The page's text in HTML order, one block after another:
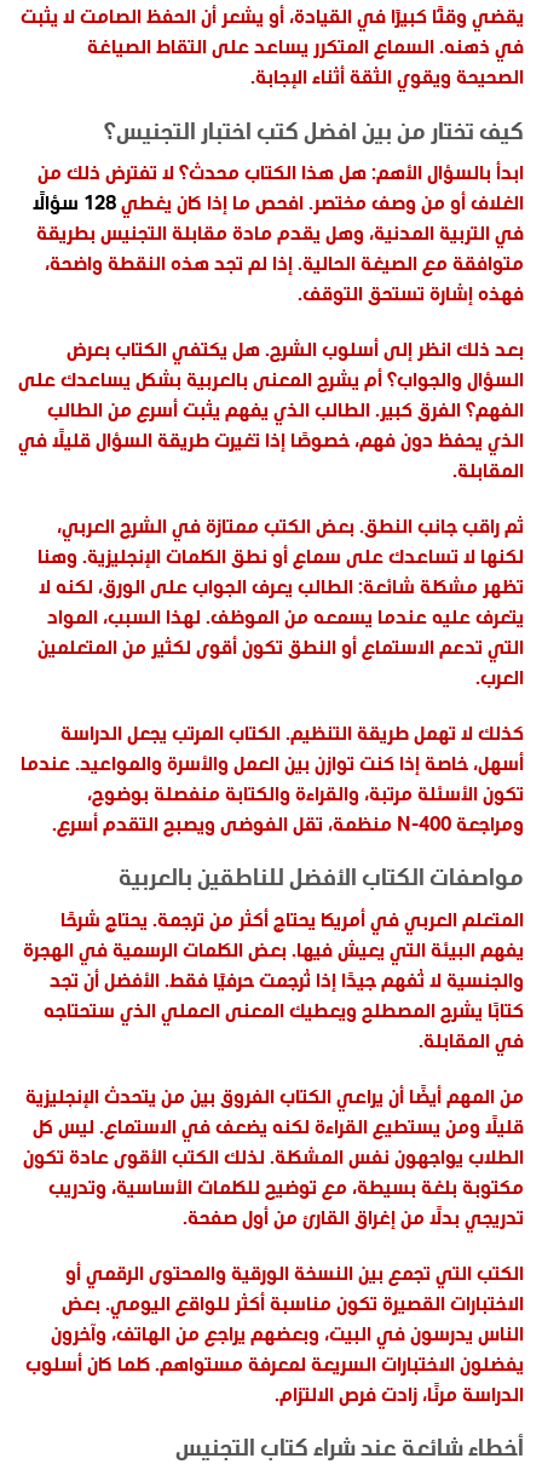
يقضي وقتًا كبيرًا في القيادة، أو يشعر أن الحفظ الصامت لا يثبت
في ذهنه. السماع المتكرر يساعد على التقاط الصياغة
الصحيحة ويقوي الثقة أثناء الإجابة.
كيف تختار من بين افضل كتب اختبار التجنيس؟
ابدأ بالسؤال الأهم: هل هذا الكتاب محدث؟ لا تفترض ذلك من
الغلاف أو من وصف مختصر. افحص ما إذا كان يغطي128 سؤالًا
في التربية المدنية، وهل يقدم مادة مقابلة التجنيس بطريقة
متوافقة مع الصيغة الحالية. إذا لم تجد هذه النقطة واضحة،
فهذه إشارة تستحق التوقف.
بعد ذلك انظر إلى أسلوب الشرح. هل يكتفي الكتاب بعرض
السؤال والجواب؟ أم يشرح المعنى بالعربية بشكل يساعدك على
الفهم؟ الفرق كبير. الطالب الذي يفهم يثبت أسرع من الطالب
الذي يحفظ دون فهم، خصوصًا إذا تغيرت طريقة السؤال قليلًا في
المقابلة.
ثم راقب جانب النطق. بعض الكتب ممتازة في الشرح العربي،
لكنها لا تساعدك على سماع أو نطق الكلمات الإنجليزية. وهنا
تظهر مشكلة شائعة: الطالب يعرف الجواب على الورق، لكنه لا
يتعرف عليه عندما يسمعه من الموظف. لهذا السبب، المواد
التي تدعم الاستماع أو النطق تكون أقوى لكثير من المتعلمين
العرب.
كذلك لا تهمل طريقة التنظيم. الكتاب المرتب يجعل الدراسة
أسهل، خاصة إذا كنت توازن بين العمل والأسرة والمواعيد. عندما
تكون الأسئلة مرتبة، والقراءة والكتابة منفصلة بوضوح،
ومراجعة N-400 منظمة، تقل الفوضى ويصبح التقدم أسرع.
مواصفات الكتاب الأفضل للناطقين بالعربية
المتعلم العربي في أمريكا يحتاج أكثر من ترجمة. يحتاج شرحًا
يفهم البيئة التي يعيش فيها. بعض الكلمات الرسمية في الهجرة
والجنسية لا تُفهم جيدًا إذا تُرجمت حرفيًا فقط. الأفضل أن تجد
كتابًا يشرح المصطلح ويعطيك المعنى العملي الذي ستحتاجه
في المقابلة.
من المهم أيضًا أن يراعي الكتاب الفروق بين من يتحدث الإنجليزية
قليلًا ومن يستطيع القراءة لكنه يضعف في الاستماع. ليس كل
الطلاب يواجهون نفس المشكلة. لذلك الكتب الأقوى عادة تكون
مكتوبة بلغة بسيطة، مع توضيح للكلمات الأساسية، وتدريب
تدريجي بدلًا من إغراق القارئ من أول صفحة.
الكتب التي تجمع بين النسخة الورقية والمحتوى الرقمي أو
الاختبارات القصيرة تكون مناسبة أكثر للواقع اليومي. بعض
الناس يدرسون في البيت، وبعضهم يراجع من الهاتف، وآخرون
يفضلون الاختبارات السريعة لمعرفة مستواهم. كلما كان أسلوب
الدراسة مرنًا، زادت فرص الالتزام.
أخطاء شائعة عند شراء كتاب التجنيس